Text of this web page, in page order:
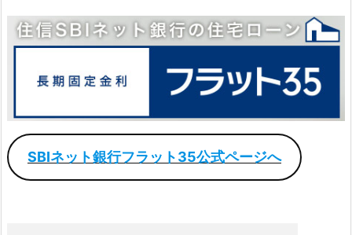
SBIネット銀行フラット35公式ページへ